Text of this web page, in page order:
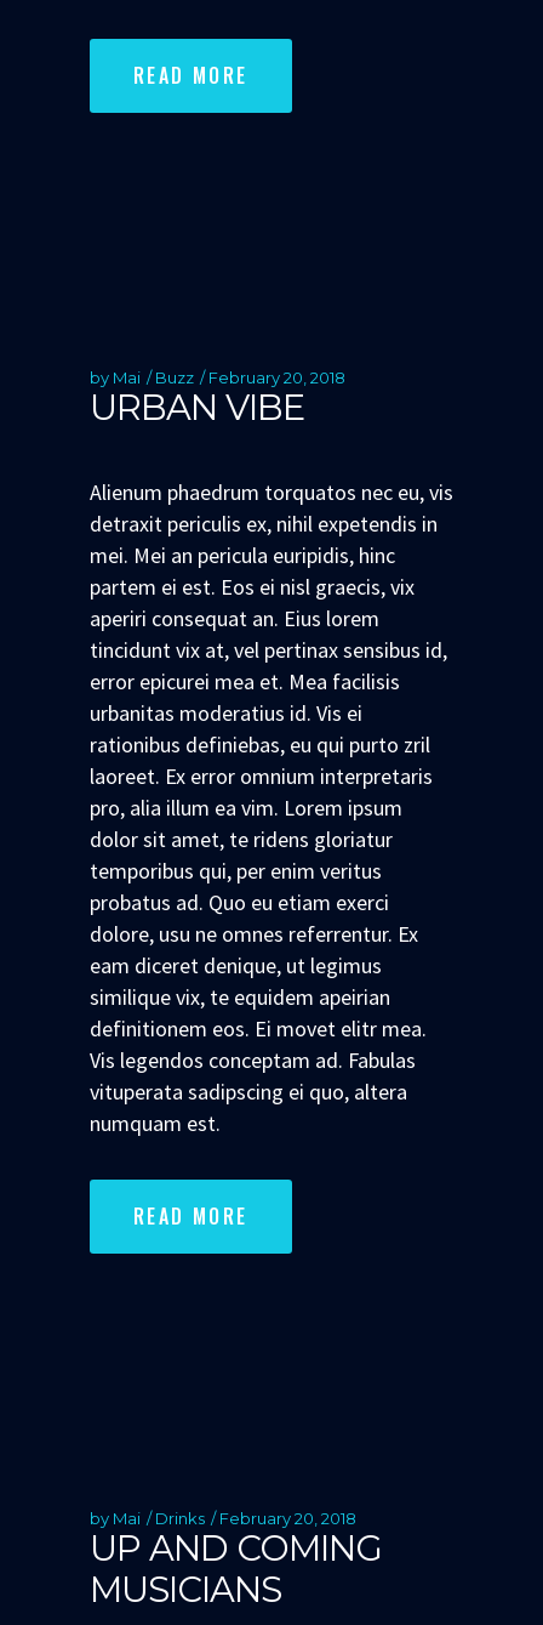
READ MORE
by Mai Buzz February 20, 2018
URBAN VIBE
Alienum phaedrum torquatos nec eu, vis
detraxit periculis ex, nihil expetendis in
mei. Mei an pericula euripidis, hinc
partem ei est. Eos ei nisl graecis, vix
aperiri consequat an. Eius lorem
tincidunt vix at, vel pertinax sensibus id,
error epicurei mea et. Mea facilisis
urbanitas moderatius id. Vis ei
rationibus definiebas, eu qui purto zril
laoreet. Ex error omnium interpretaris
pro, alia illum ea vim. Lorem ipsum
dolor sit amet, te ridens gloriatur
temporibus qui, per enim veritus
probatus ad. Quo eu etiam exerci
dolore, usu ne omnes referrentur. Ex
eam diceret denique, ut legimus
similique vix, te equidem apeirian
definitionem eos. Ei movet elitr mea.
Vis legendos conceptam ad. Fabulas
vituperata sadipscing ei quo, altera
numquam est.
READ MORE
by Mai Drinks February 20, 2018
UP AND COMING
MUSICIANS